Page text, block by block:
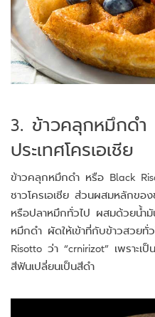
3. ข้าวคลุกหมึกดำ
ประเทศโครเอเชีย
ข้าวคลุกหมึกดำ หรือ Black
ชาวโครเอเชีย ส่วนผสมหลักข
หรือปลาหมึกทั่วไป ผสมด้วยน้ำมั
หมึกดำ ผัดให้เข้าที่กับข้าวสวยทั่
Risotto ว่า “crnirizot” เพราะเ
สีฟันเปลี่ยนเป็นสีดำ